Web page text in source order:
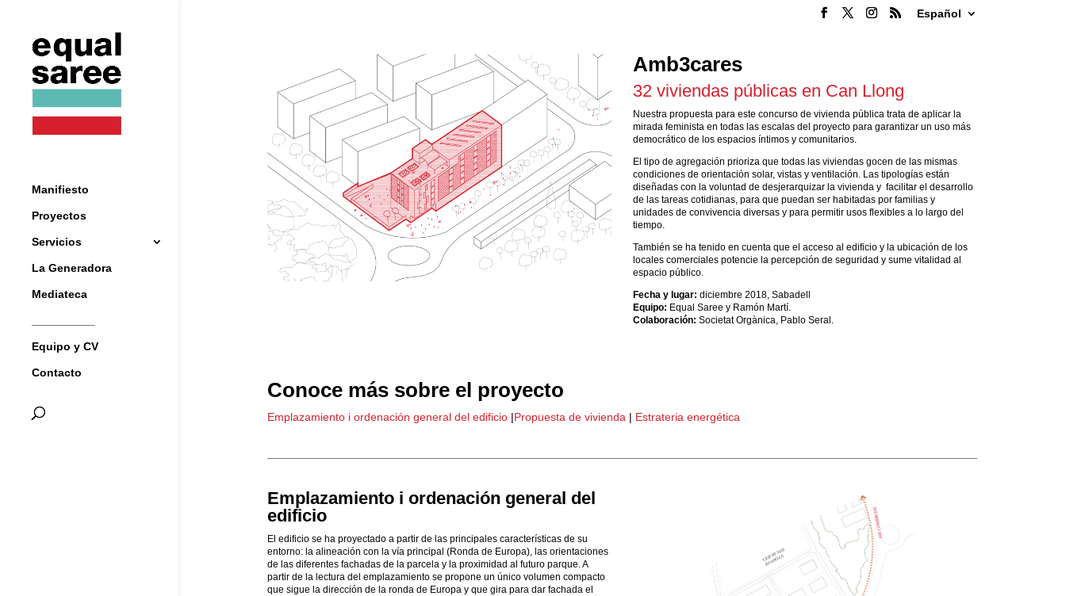
Español
Manifiesto
Proyectos
Servicios
La Generadora
Mediateca
Equipo y CV
Contacto
Amb3cares
32 viviendas públicas en Can Llong
Nuestra propuesta para este concurso de vivienda pública trata de aplicar la
mirada feminista en todas las escalas del proyecto para garantizar un uso más
democrático de los espacios íntimos y comunitarios.
El tipo de agregación prioriza que todas las viviendas gocen de las mismas
condiciones de orientación solar, vistas y ventilación. Las tipologías están
diseñadas con la voluntad de desjerarquizar la vivienda y facilitar el desarrollo
de las tareas cotidianas, para que puedan ser habitadas por familias y
unidades de convivencia diversas y para permitir usos flexibles a lo largo del
tiempo.
También se ha tenido en cuenta que el acceso al edificio y la ubicación de los
locales comerciales potencie la percepción de seguridad y sume vitalidad al
espacio público.
Fecha y lugar: diciembre 2018, Sabadell
Equipo: Equal Saree y Ramón Martí.
Colaboración: Societat Orgànica, Pablo Seral.
Conoce más sobre el proyecto
Emplazamiento i ordenación general del edificio|Propuesta de vivienda | Estrateria energética
Emplazamiento i ordenación general del
edificio
El edificio se ha proyectado a partir de las principales características de su
entorno: la alineación con la vía principal (Ronda de Europa), las orientaciones
de las diferentes fachadas de la parcela y la proximidad al futuro parque. A
partir de la lectura del emplazamiento se propone un único volumen compacto
que sigue la dirección de la ronda de Europa y que gira para dar fachada el